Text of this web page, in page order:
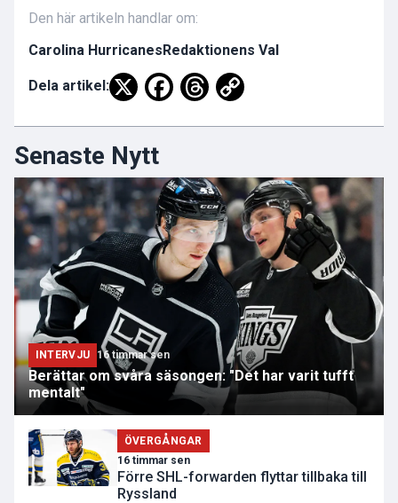
Den här artikeln handlar om:
Carolina Hurricanes Redaktionens Val
Dela artikel:
Senaste Nytt
INTERVJU 16 timmar sen
Berättar om svåra säsongen: "Det har varit tufft
mentalt"
ÖVERGÅNGAR
16 timmar sen
Förre SHL-forwarden flyttar tillbaka till
Ryssland